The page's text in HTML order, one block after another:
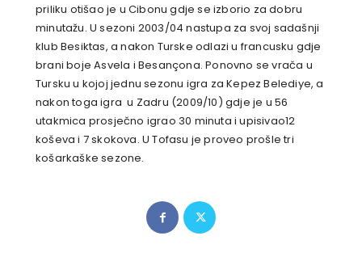
priliku otišao je u Cibonu gdje se izborio za dobru
minutažu. U sezoni 2003/04 nastupa za svoj sadašnji
klub Besiktas, a nakon Turske odlazi u francusku gdje
brani boje Asvela i Besançona. Ponovno se vrača u
Tursku u kojoj jednu sezonu igra za Kepez Belediye, a
nakon toga igra u Zadru (2009/10) gdje je u 56
utakmica prosječno igrao 30 minuta i upisivao12
koševa i 7 skokova. U Tofasu je proveo prošle tri
košarkaške sezone.